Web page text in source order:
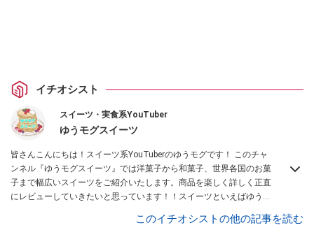
イチオシスト
スイーツ・実食系YouTuber
ゆうモグスイーツ
皆さんこんにちは！スイーツ系YouTuberのゆうモグです！ このチャ
ンネル『ゆうモグスイーツ』では洋菓子から和菓子、世界各国のお菓
子まで幅広いスイーツをご紹介いたします。商品を楽しく詳しく正直
にレビューしていきたいと思っています！！スイーツといえばゆうモ
Instagramはこちら。このイチオシストの他の記事を読む